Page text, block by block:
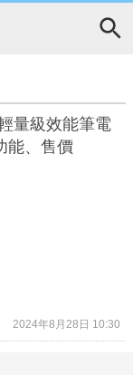
量級效能筆電
能、售價
2024年8月28日 10:30